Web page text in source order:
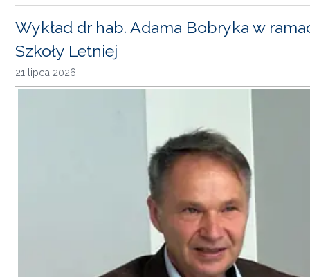
Wykład dr hab. Adama Bobryka w
Szkoły Letniej
21 lipca 2026